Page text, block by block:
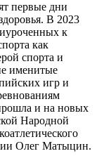
первые дни
В 2023
к
как
спорта и
именитые
игр и
и на новых
Народной
Олег Матыцин.